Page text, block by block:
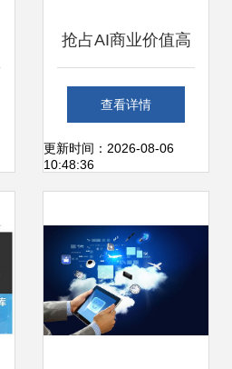
抢占AI商业价值高
地 联想天禧AI生态
开发者沙龙厦门站
人互联网服务新机
遇
查看详情
更新时间：2026-08-06
10:48:36